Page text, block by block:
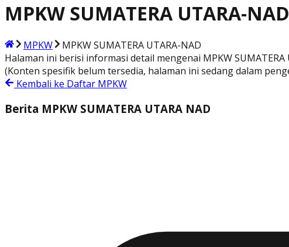
MPKW SUMATERA UTARA-NAD
MPKW
MPKW SUMATERA UTARA-NAD
Halaman ini berisi informasi detail mengenai MPKW
(Konten spesifik belum tersedia, halaman ini sedang dalam
Kembali ke Daftar MPKW
Berita MPKW SUMATERA UTARA NAD